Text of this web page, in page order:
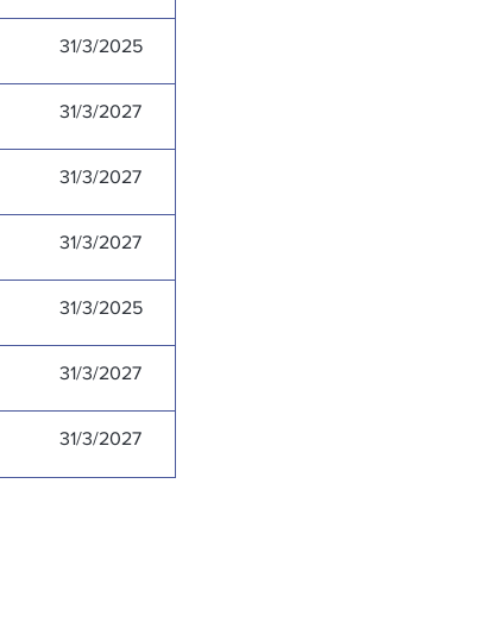
31/3/2025
31/3/2027
31/3/2027
31/3/2027
31/3/2025
31/3/2027
31/3/2027